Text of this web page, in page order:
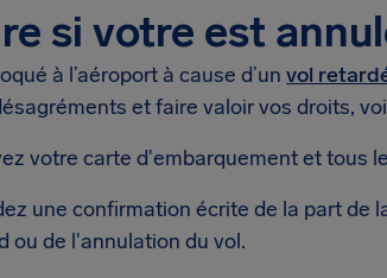
si votre est
à l’aéroport à cause d’un vol
et faire valoir vos droits,
votre carte d'embarquement et tous
une confirmation écrite de la part de
ou de l'annulation du vol.